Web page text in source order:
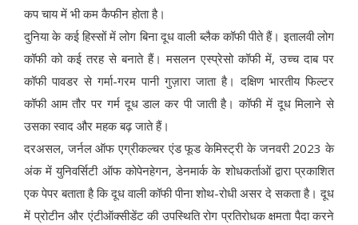
कप चाय में भी कम कैफीन होता है।
दुनिया के कई हिस्सों में लोग बिना दूध वाली ब्लैक कॉफी पीते हैं। इतालवी लोग
कॉफी को कई तरह से बनाते हैं। मसलन एस्प्रेसो कॉफी में, उच्च दाब पर
कॉफी पावडर से गर्मा-गरम पानी गुज़ारा जाता है। दक्षिण भारतीय फिल्टर
कॉफी आम तौर पर गर्म दूध डाल कर पी जाती है। कॉफी में दूध मिलाने से
उसका स्वाद और महक बढ़ जाते हैं।
दरअसल, जर्नल ऑफ एग्रीकल्चर एंड फूड केमिस्ट्री के जनवरी 2023 के
अंक में युनिवर्सिटी ऑफ कोपेनहेगन, डेनमार्क के शोधकर्ताओं द्वारा प्रकाशित
एक पेपर बताता है कि दूध वाली कॉफी पीना शोथ-रोधी असर दे सकता है। दूध
में प्रोटीन और एंटीऑक्सीडेंट की उपस्थिति रोग प्रतिरोधक क्षमता पैदा करने